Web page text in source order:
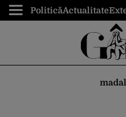
PoliticăActualitate